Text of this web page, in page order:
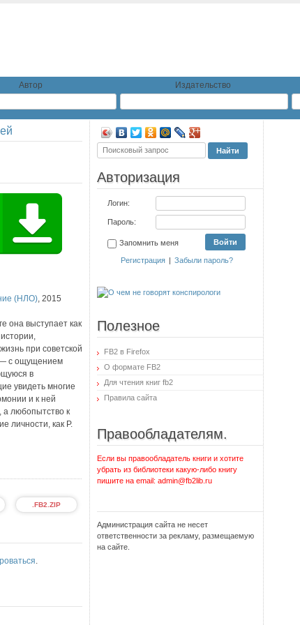
Автор Издательство
(НЛО), 2015
она выступает как
при советской
— с ощущением
в
увидеть многие
и к ней
а любопытство к
личности, как Р.
.FB2.ZIP
.
Авторизация
Логин:
Пароль:
Запомнить меня
Регистрация | Забыли пароль?
Полезное
FB2 в Firefox
О формате FB2
Для чтения книг fb2
Правила сайта
Правообладателям.
Если вы правообладатель книги и хотите
убрать из библиотеки какую-либо книгу
пишите на email: admin@fb2lib.ru
Администрация сайта не несет
ответственности за рекламу, размещаемую
на сайте.